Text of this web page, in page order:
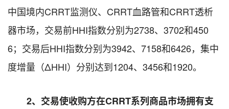
中国境内CRRT监测仪、CRRT血路管和CRRT透析
器市场，交易前HHI指数分别为2738、3702和450
6；交易后HHI指数分别为3942、7158和6426，集中
度增量（ΔHHI）分别达到1204、3456和1920。
2、交易使收购方在CRRT系列商品市场拥有支